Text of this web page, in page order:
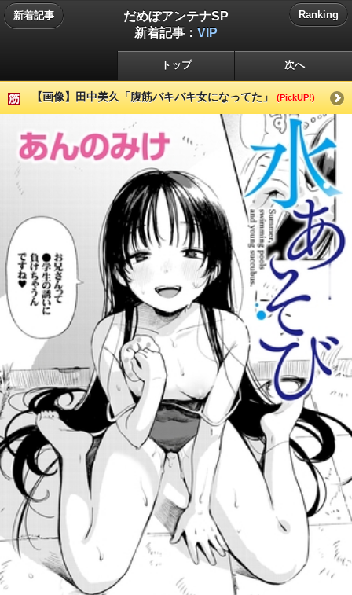
新着記事
だめぽアンテナSP
新着記事： VIP
Ranking
トップ 次へ
【画像】田中美久「腹筋バキバキ女になってた」 (PickUP!)